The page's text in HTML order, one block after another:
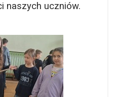
naszych uczniów.